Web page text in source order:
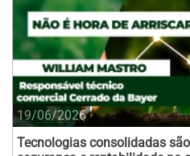
19/06/2026
Tecnologias consolidadas